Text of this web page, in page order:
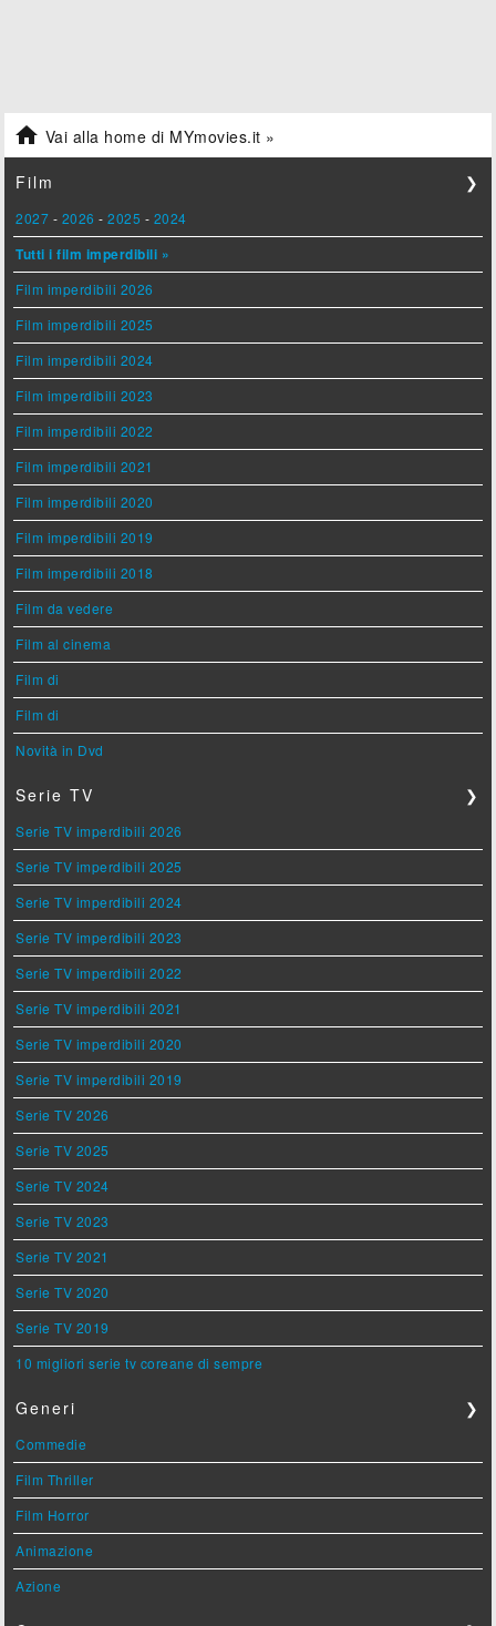
 Vai alla home di MYmovies.it »
Film ❯
2027 - 2026 -2025 - 2024
Tutti i film imperdibili »
Film imperdibili 2026
Film imperdibili 2025
Film imperdibili 2024
Film imperdibili 2023
Film imperdibili 2022
Film imperdibili 2021
Film imperdibili 2020
Film imperdibili 2019
Film imperdibili 2018
Film da vedere
Film al cinema
Film di
Film di
Novità in Dvd
Serie TV ❯
Serie TV imperdibili 2026
Serie TV imperdibili 2025
Serie TV imperdibili 2024
Serie TV imperdibili 2023
Serie TV imperdibili 2022
Serie TV imperdibili 2021
Serie TV imperdibili 2020
Serie TV imperdibili 2019
Serie TV 2026
Serie TV 2025
Serie TV 2024
Serie TV 2023
Serie TV 2021
Serie TV 2020
Serie TV 2019
10 migliori serie tv coreane di sempre
Generi ❯
Commedie
Film Thriller
Film Horror
Animazione
Azione